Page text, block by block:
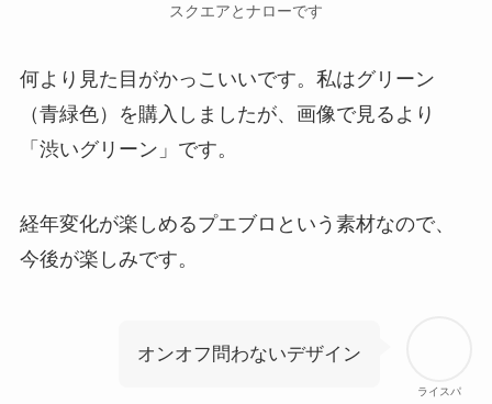
スクエアとナローです
何より見た目がかっこいいです。私はグリーン
（青緑色）を購入しましたが、画像で見るより
「渋いグリーン」です。
経年変化が楽しめるプエブロという素材なので、
今後が楽しみです。
ライスパ
オンオフ問わないデザイン